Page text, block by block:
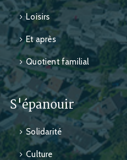
Loisirs
Et après
Quotient familial
S'épanouir
Solidarité
Culture